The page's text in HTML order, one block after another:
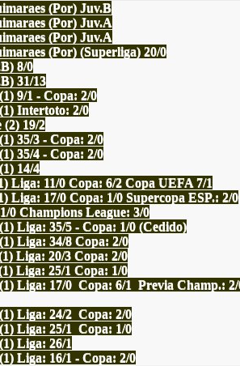
(Por) Juv.B
(Por) Juv.A
(Por) Juv.A
(Por) (Superliga) 20/0
8/0
31/13
9/1 - Copa: 2/0
Intertoto: 2/0
(2) 19/2
35/3 - Copa: 2/0
35/4 - Copa: 2/0
14/4
Liga: 11/0 Copa: 6/2 Copa UEFA 7/1
Liga: 17/0 Copa: 1/0 Supercopa ESP.: 2/0
0 Champions League: 3/0
Liga: 35/5 - Copa: 1/0 (Cedido)
Liga: 34/8 Copa: 2/0
Liga: 20/3 Copa: 2/0
Liga: 25/1 Copa: 1/0
Liga: 17/0 Copa: 6/1 Previa Champ.:
Liga: 24/2 Copa: 2/0
Liga: 25/1 Copa: 1/0
Liga: 26/1
Liga: 16/1 - Copa: 2/0